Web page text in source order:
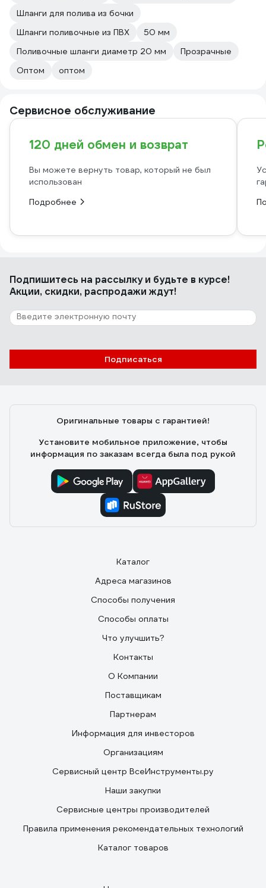
Шланги для полива из бочки
Шланги поливочные из ПВХ
50 мм
Поливочные шланги диаметр 20 мм
Прозрачные
Оптом
оптом
Сервисное обслуживание
120 дней обмен и возврат
Вы можете вернуть товар, который не был
использован
Подробнее
Подпишитесь на рассылкуи будьте в курсе!
Акции, скидки, распродажи ждут!
Подписаться
Оригинальные товары с гарантией!
Установите мобильное приложение, чтобы
информация по заказам всегда была под рукой
Каталог
Адреса магазинов
Способы получения
Способы оплаты
Что улучшить?
Контакты
О Компании
Поставщикам
Партнерам
Информация для инвесторов
Организациям
Сервисный центр ВсеИнструменты.ру
Наши закупки
Сервисные центры производителей
Правила применения рекомендательных технологий
Каталог товаров